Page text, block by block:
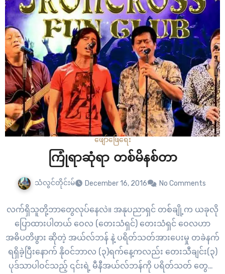
ပြည်သူများ၏ အသံကို ဖော်ပြလိုက်ပါသည်။ ဦးမင်းစိုး မုဒုံမြို့
ပွဲလမ်းသဘင်၊…
ဖျော်ဖြေရေး
ကြုံရာဆုံရာ တစ်မိနစ်တာ
သံလွင်တိုင်းမ် December 16, 2016 No Comments
လက်ရှိသူတို့ဘာတွေလုပ်နေလဲ။ အနုပညာရှင် တစ်ချို့က ယခုလို
ပြောထားပါတယ် ဝေလ (တေးသံရှင်) တေးသံရှင် ဝေလဟာ
အဓိပတိဖွား ဆိုတဲ့ အယ်လ်ဘန် နဲ့ ပရိတ်သတ်အားပေးမှု တခဲနက်
ရရှိခဲ့ပြီးနောက် နိုဝင်ဘာလ (၃)ရက်နေ့ကလည်း တေးသီချင်း(၃)
ပုဒ်သာပါဝင်သည့် ၎င်းရဲ့ မီနီအယ်လ်ဘန်ကို ပရိတ်သတ် တွေဆီ